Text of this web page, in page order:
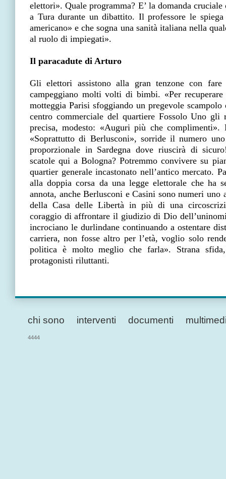
elettori». Quale programma? E’ la domanda
a Tura durante un dibattito. Il professore le
americano» e che sogna una sanità italiana nella
al ruolo di impiegati».
Il paracadute di Arturo
Gli elettori assistono alla gran tenzone con
campeggiano molti volti di bimbi. «Per
motteggia Parisi sfoggiando un pregevole
centro commerciale del quartiere Fossolo Uno gli
precisa, modesto: «Auguri più che
«Soprattutto di Berlusconi», sorride il numero
proporzionale in Sardegna dove riuscirà di
scatole qui a Bologna? Potremmo convivere su
quartier generale incastonato nell’antico mercato.
alla doppia corsa da una legge elettorale che ha
annota, anche Berlusconi e Casini sono numeri
della Casa delle Libertà in più di una
coraggio di affrontare il giudizio di Dio
incrociano le durlindane continuando a ostentare
carriera, non fosse altro per l’età, voglio solo
politica è molto meglio che farla». Strana
protagonisti riluttanti.
chi sono interventi documenti
4444